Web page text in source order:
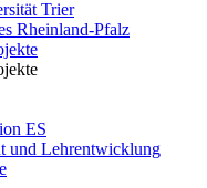
Trier
Rheinland-Pfalz
ES
und Lehrentwicklung